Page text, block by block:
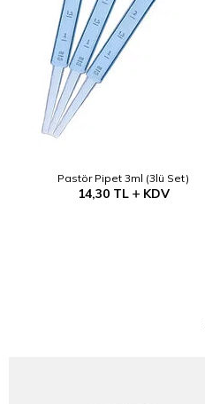
Pastör Pipet 3ml (3lü Set)
14,30TL KDV